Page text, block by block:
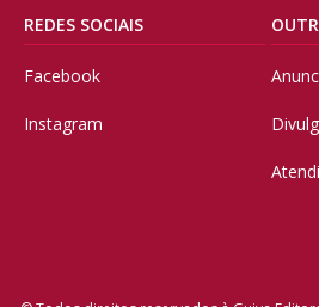
REDES SOCIAIS
Facebook
Instagram